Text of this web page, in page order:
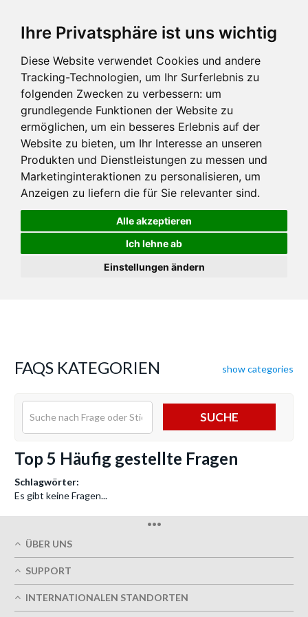
Ihre Privatsphäre ist uns wichtig
Diese Website verwendet Cookies und andere
Tracking-Technologien, um Ihr Surferlebnis zu
folgenden Zwecken zu verbessern: um
grundlegende Funktionen der Website zu
ermöglichen, um ein besseres Erlebnis auf der
Website zu bieten, um Ihr Interesse an unseren
Produkten und Dienstleistungen zu messen und
Marketinginteraktionen zu personalisieren, um
Anzeigen zu liefern die für Sie relevanter sind.
Alle akzeptieren
Ich lehne ab
Einstellungen ändern
FAQS KATEGORIEN show categories
SUCHE
Top 5 Häufig gestellte Fragen
Schlagwörter:
Es gibt keine Fragen...
•••
ÜBER UNS
Termingerechte Lieferung
Grün
SUPPORT
INTERNATIONALEN STANDORTEN